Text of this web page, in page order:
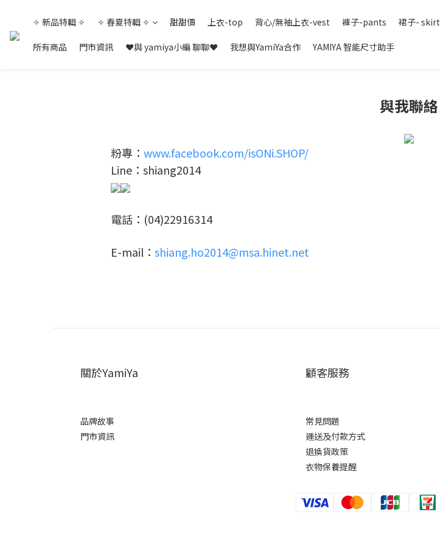
✧ 新品特輯 ✧ ✧ 春夏特輯 ✧ 甜甜價 上衣-top 背心/無袖上衣-vest 褲子-pants 裙子- skirt
所有商品 門市資訊 ❤與 yamiya小編 聊聊❤ 我想與YamiYa合作 YAMIYA 智能尺寸助手
與我聯絡
粉專： www.facebook.com/isONi.SHOP/
Line：shiang2014
電話：(04)22916314
E-mail： shiang.ho2014@msa.hinet.net
關於YamiYa
品牌故事
門市資訊
顧客服務
常見問題
運送及付款方式
退換貨政策
衣物保養提醒